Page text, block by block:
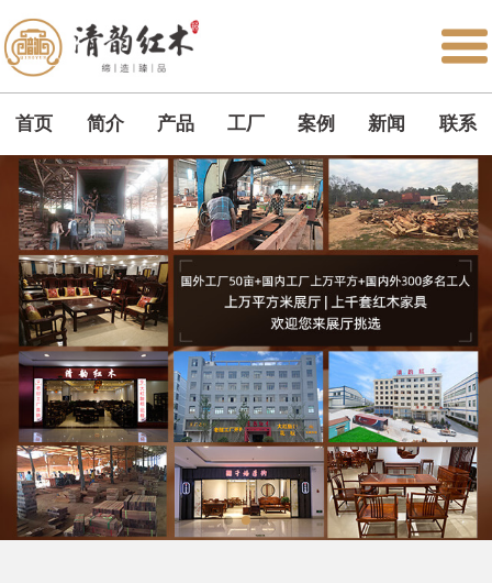
首页 简介 产品 工厂 案例 新闻 联系